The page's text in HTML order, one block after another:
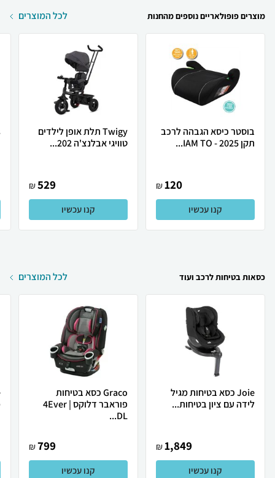
מוצרים פופולאריים נוספים מהחנות לכל המוצרים
בוסטר כיסא הגבהה לרכב
תקן 2025 - IAM TO...
120
₪
קנו עכשיו
Twigy תלת אופן לילדים
טוויגי אבלנצ'ה 202...
529
₪
קנו עכשיו
כסאות בטיחות לרכב ועוד לכל המוצרים
Joie כסא בטיחות מגיל
לידה עם ציון בטיחות...
1,849
₪
קנו עכשיו
Graco כסא בטיחות
פוראבר דלוקס | 4Ever
DL...
799
₪
קנו עכשיו